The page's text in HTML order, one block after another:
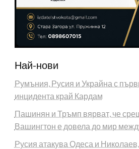
Най-нови
Румъния, Русия и Украйна с
инцидента край Кардам
Пашинян и Тръмп вярват, че
Вашингтон е довела до мир
Русия атакува Одеса и